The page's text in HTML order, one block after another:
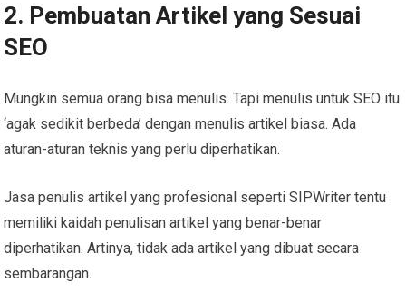
2. Pembuatan Artikel yang Sesuai
SEO
Mungkin semua orang bisa menulis. Tapi menulis untuk SEO itu
‘agak sedikit berbeda’ dengan menulis artikel biasa. Ada
aturan-aturan teknis yang perlu diperhatikan.
Jasa penulis artikel yang profesional seperti SIPWriter tentu
memiliki kaidah penulisan artikel yang benar-benar
diperhatikan. Artinya, tidak ada artikel yang dibuat secara
sembarangan.